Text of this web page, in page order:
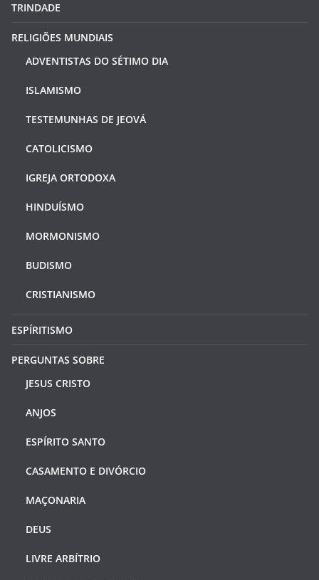
TRINDADE
RELIGIÕES MUNDIAIS
ADVENTISTAS DO SÉTIMO DIA
ISLAMISMO
TESTEMUNHAS DE JEOVÁ
CATOLICISMO
IGREJA ORTODOXA
HINDUÍSMO
MORMONISMO
BUDISMO
CRISTIANISMO
ESPÍRITISMO
PERGUNTAS SOBRE
JESUS CRISTO
ANJOS
ESPÍRITO SANTO
CASAMENTO E DIVÓRCIO
MAÇONARIA
DEUS
LIVRE ARBÍTRIO